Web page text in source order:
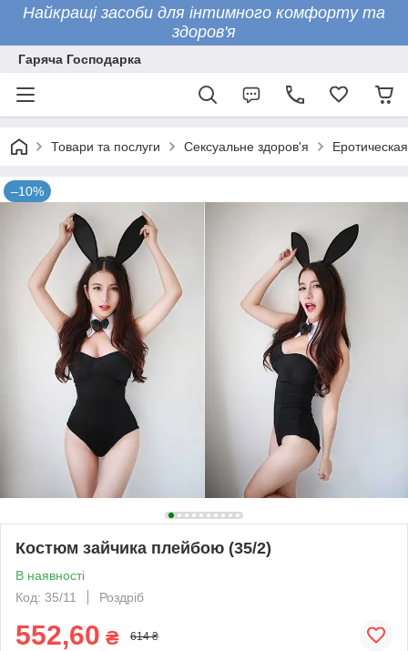
Найкращі засоби для інтимного комфорту та
здоров'я
Гаряча Господарка
Товари та послуги Сексуальне здоров'я
–10%
Костюм зайчика плейбою (35/2)
В наявності
Код: 35/11
Роздріб
552,60 ₴ 614 ₴